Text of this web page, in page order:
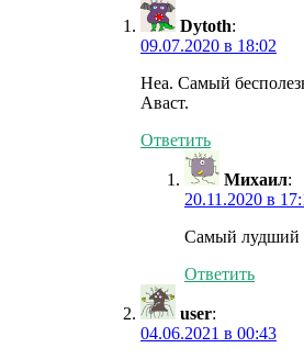
Dytoth:
09.07.2020 в 18:02
Неа. Самый
Аваст.
Ответить
Михаил:
20.11.2020 в
Самый лудший
Ответить
user:
04.06.2021 в 00:43